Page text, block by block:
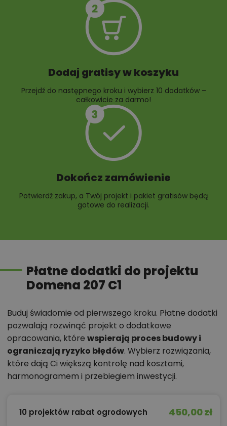
Dodaj gratisy w koszyku
Przejdź do następnego kroku i wybierz 10 dodatków –
całkowicie za darmo!
Dokończ zamówienie
Potwierdź zakup, a Twój projekt i pakiet gratisów będą
gotowe do realizacji.
Płatne dodatki do projektu
Domena 207 C1
Buduj świadomie od pierwszego kroku. Płatne dodatki
pozwalają rozwinąć projekt o dodatkowe
opracowania, które wspierają proces budowy i
ograniczają ryzyko błędów. Wybierz rozwiązania,
które dają Ci większą kontrolę nad kosztami,
harmonogramem i przebiegiem inwestycji.
10 projektów rabat ogrodowych 450,00 zł